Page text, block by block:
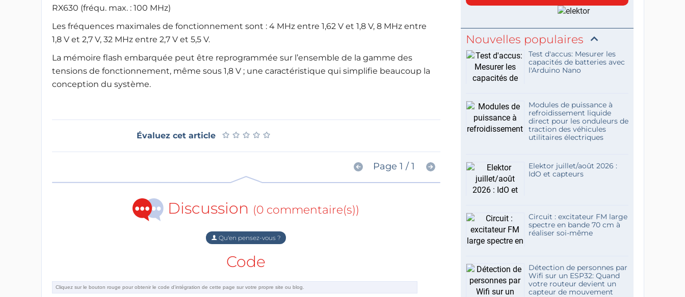
RX630 (fréqu. max. : 100 MHz)
Les fréquences maximales de fonctionnement sont : 4 MHz entre 1,62 V et 1,8 V, 8 MHz entre
1,8 V et 2,7 V, 32 MHz entre 2,7 V et 5,5 V.
La mémoire flash embarquée peut être reprogrammée sur l’ensemble de la gamme des
tensions de fonctionnement, même sous 1,8 V ; une caractéristique qui simplifie beaucoup la
conception du système.
Évaluez cet article ★ ★ ★ ★ ★
★ ★ ★ ★ ★
Page 1 / 1
Discussion (0 commentaire(s))
Qu'en pensez-vous ?
Code
Nouvelles populaires
Test d'accus: Mesurer les
capacités de batteries avec
l'Arduino Nano
Modules de puissance à
refroidissement liquide
direct pour les onduleurs de
traction des véhicules
utilitaires électriques
Elektor juillet/août 2026 :
IdO et capteurs
Circuit : excitateur FM large
spectre en bande 70 cm à
réaliser soi-même
Détection de personnes par
Wifi sur un ESP32: Quand
votre routeur devient un
capteur de mouvement